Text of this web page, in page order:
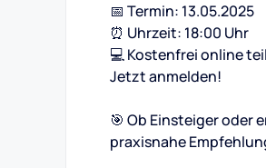
📅 Termin: 13.05.2025
⏰ Uhrzeit: 18:00 Uhr
💻 Kostenfrei online
Jetzt anmelden!
🎯 Ob Einsteiger oder
praxisnahe